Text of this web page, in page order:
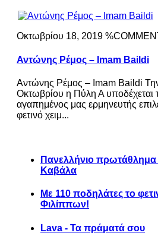
Οκτωβρίου 18, 2019
Αντώνης Ρέμος – Imam Baildi
Αντώνης Ρέμος – Imam Baildi
Οκτωβρίου η Πύλη Α
αγαπημένος μας ερμηνευτής
φετινό χειμ...
Πανελλήνιο πρωτάθλημα
Καβάλα
Με 110 ποδηλάτες το
Φιλίππων!
Lava - Τα πράματά σου